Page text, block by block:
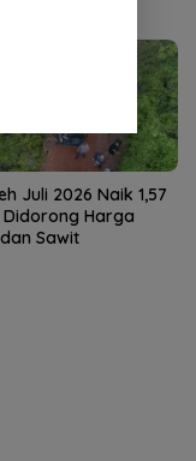
Juli 2026 Naik 1,57
Didorong Harga
Sawit